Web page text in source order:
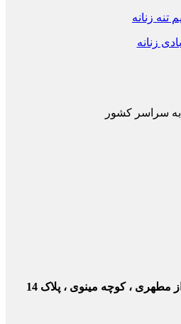
زنانه
کشور
، کوچه مینوی ، پلاک 14